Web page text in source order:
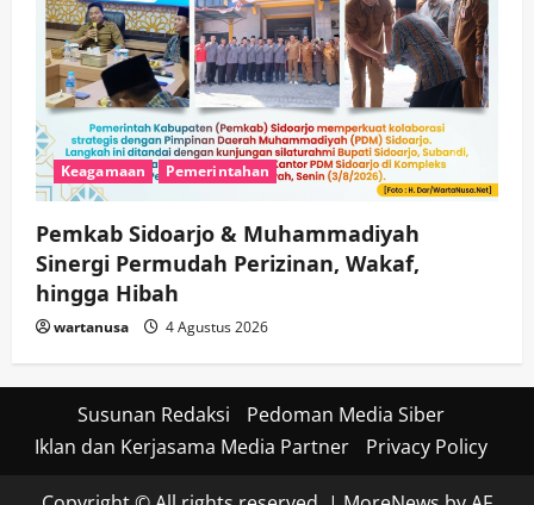
Keagamaan Pemerintahan
Pemkab Sidoarjo & Muhammadiyah
Sinergi Permudah Perizinan, Wakaf,
hingga Hibah
wartanusa 4 Agustus 2026
Susunan Redaksi
Pedoman Media Siber
Iklan dan Kerjasama Media Partner
Privacy Policy